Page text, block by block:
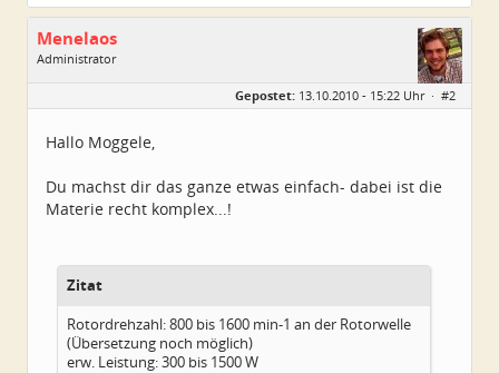
Menelaos
Administrator
Alter:
40
Dabei seit:
04 / 2007
Gepostet: 13.10.2010 - 15:22 Uhr · #2
Hallo Moggele,
Du machst dir das ganze etwas einfach- dabei ist die
Materie recht komplex...!
Zitat
Rotordrehzahl: 800 bis 1600 min-1 an der Rotorwelle
(Übersetzung noch möglich)
erw. Leistung: 300 bis 1500 W